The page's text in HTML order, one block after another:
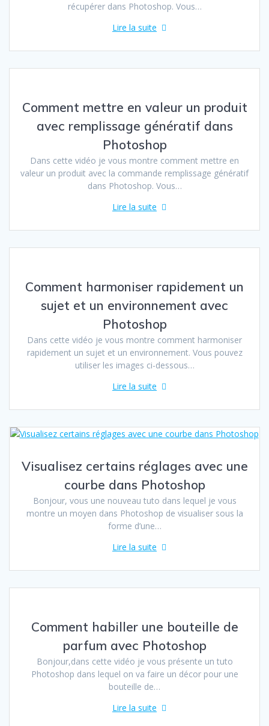
récupérer dans Photoshop. Vous…
Lire la suite
Comment mettre en valeur un produit
avec remplissage génératif dans
Photoshop
Dans cette vidéo je vous montre comment mettre en
valeur un produit avec la commande remplissage génératif
dans Photoshop. Vous…
Lire la suite
Comment harmoniser rapidement un
sujet et un environnement avec
Photoshop
Dans cette vidéo je vous montre comment harmoniser
rapidement un sujet et un environnement. Vous pouvez
utiliser les images ci-dessous…
Lire la suite
Visualisez certains réglages avec une
courbe dans Photoshop
Bonjour, vous une nouveau tuto dans lequel je vous
montre un moyen dans Photoshop de visualiser sous la
forme d’une…
Lire la suite
Comment habiller une bouteille de
parfum avec Photoshop
Bonjour,dans cette vidéo je vous présente un tuto
Photoshop dans lequel on va faire un décor pour une
bouteille de…
Lire la suite